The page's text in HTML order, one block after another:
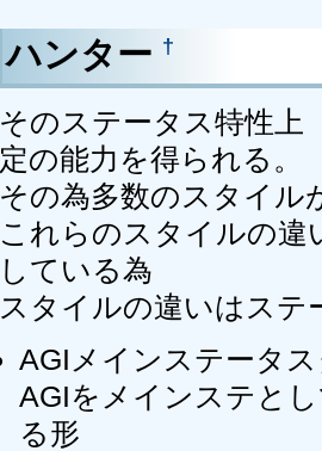
ハンター †
そのステータス特性上
定の能力を得られる。
その為多数のスタイル
これらのスタイルの
している為
スタイルの違いはステ
AGIメインステータ
AGIをメインステと
る形